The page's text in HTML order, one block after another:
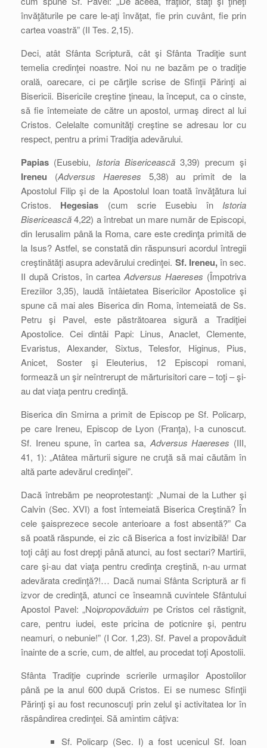
învăţăturile pe care le-aţi învăţat, fie prin cuvânt, fie prin
cartea voastră” (II Tes. 2,15).
Deci, atât Sfânta Scriptură, cât şi Sfânta Tradiţie sunt
temelia credinţei noastre. Noi nu ne bazăm pe o tradiţie
orală, oarecare, ci pe cărţile scrise de Sfinţii Părinţi ai
Bisericii. Bisericile creştine ţineau, la început, ca o cinste,
să fie întemeiate de către un apostol, urmaş direct al lui
Cristos. Celelalte comunităţi creştine se adresau lor cu
respect, pentru a primi Tradiţia adevărului.
Papias (Eusebiu, Istoria Bisericească3,39) precum şi
Ireneu (Adversus Haereses 5,38) au primit de la
Apostolul Filip şi de la Apostolul Ioan toată învăţătura lui
Cristos. Hegesias (cum scrie Eusebiu în Istoria
Bisericească4,22) a întrebat un mare număr de Episcopi,
din Ierusalim până la Roma, care este credinţa primită de
la Isus? Astfel, se constată din răspunsuri acordul întregii
creştinătăţi asupra adevărului credinţei. Sf. Ireneu,în sec.
II după Cristos, în carteaAdversus Haereses (Împotriva
Ereziilor 3,35), laudă întâietatea Bisericilor Apostolice şi
spune că mai ales Biserica din Roma, întemeiată de Ss.
Petru şi Pavel, este păstrătoarea sigură a Tradiţiei
Apostolice. Cei dintâi Papi: Linus, Anaclet, Clemente,
Evaristus, Alexander, Sixtus, Telesfor, Higinus, Pius,
Anicet, Soster şi Eleuterius, 12 Episcopi romani,
formează un şir neîntrerupt de mărturisitori care – toţi – şi-
au dat viaţa pentru credinţă.
Biserica din Smirna a primit de Episcop pe Sf. Policarp,
pe care Ireneu, Episcop de Lyon (Franţa), l-a cunoscut.
Sf. Ireneu spune, în cartea sa, Adversus Haereses (III,
41, 1): „Atâtea mărturii sigure ne cruţă să mai căutăm în
altă parte adevărul credinţei”.
Dacă întrebăm pe neoprotestanţi: „Numai de la Luther şi
Calvin (Sec. XVI) a fost întemeiată Biserica Creştină? În
cele şaisprezece secole anterioare a fost absentă?” Ca
să poată răspunde, ei zic că Biserica a fost invizibilă! Dar
toţi câţi au fost drepţi până atunci, au fost sectari? Martirii,
care şi-au dat viaţa pentru credinţa creştină, n-au urmat
adevărata credinţă?!… Dacă numai Sfânta Scriptură ar fi
izvor de credinţă, atunci ce înseamnă cuvintele Sfântului
Apostol Pavel: „Noipropovăduim pe Cristos cel răstignit,
care, pentru iudei, este pricina de poticnire şi, pentru
neamuri, o nebunie!” (I Cor. 1,23). Sf. Pavel a propovăduit
înainte de a scrie, cum, de altfel, au procedat toţi Apostolii.
Sfânta Tradiţie cuprinde scrierile urmaşilor Apostolilor
până pe la anul 600 după Cristos. Ei se numesc Sfinţii
Părinţi şi au fost recunoscuţi prin zelul şi activitatea lor în
răspândirea credinţei. Să amintim câţiva:
Sf. Policarp (Sec. I) a fost ucenicul Sf. Ioan